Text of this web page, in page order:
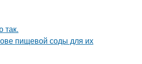
так.
пищевой соды для их